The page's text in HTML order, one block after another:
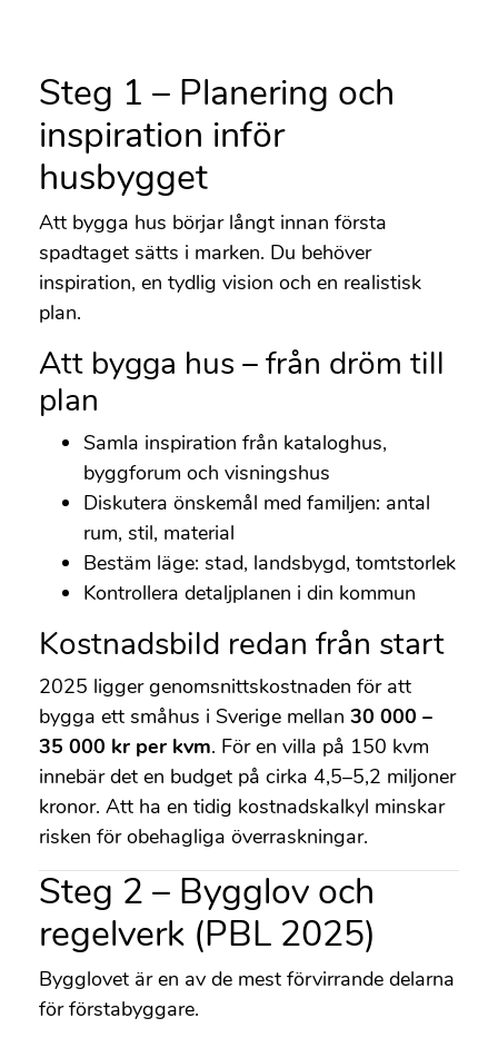
Steg 1 – Planering och
inspiration inför
husbygget
Att bygga hus börjar långt innan första
spadtaget sätts i marken. Du behöver
inspiration, en tydlig vision och en realistisk
plan.
Att bygga hus – från dröm till
plan
Samla inspiration från kataloghus,
byggforum och visningshus
Diskutera önskemål med familjen: antal
rum, stil, material
Bestäm läge: stad, landsbygd, tomtstorlek
Kontrollera detaljplanen i din kommun
Kostnadsbild redan från start
2025 ligger genomsnittskostnaden för att
bygga ett småhus i Sverige mellan 30 000 –
35 000 kr per kvm. För en villa på 150 kvm
innebär det en budget på cirka 4,5–5,2 miljoner
kronor. Att ha en tidig kostnadskalkyl minskar
risken för obehagliga överraskningar.
Steg 2 – Bygglov och
regelverk (PBL 2025)
Bygglovet är en av de mest förvirrande delarna
för förstabyggare.